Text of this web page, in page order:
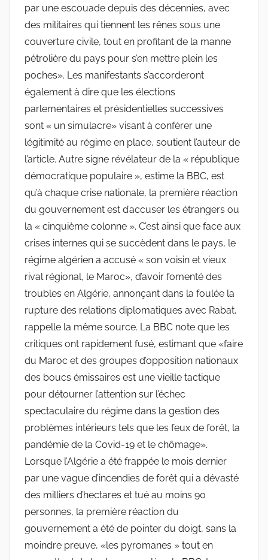
par une escouade depuis des décennies, avec
des militaires qui tiennent les rênes sous une
couverture civile, tout en profitant de la manne
pétrolière du pays pour s’en mettre plein les
poches». Les manifestants s’accorderont
également à dire que les élections
parlementaires et présidentielles successives
sont « un simulacre» visant à conférer une
légitimité au régime en place, soutient l’auteur de
l’article. Autre signe révélateur de la « république
démocratique populaire », estime la BBC, est
qu’à chaque crise nationale, la première réaction
du gouvernement est d’accuser les étrangers ou
la « cinquième colonne ». C’est ainsi que face aux
crises internes qui se succèdent dans le pays, le
régime algérien a accusé « son voisin et vieux
rival régional, le Maroc», d’avoir fomenté des
troubles en Algérie, annonçant dans la foulée la
rupture des relations diplomatiques avec Rabat,
rappelle la même source. La BBC note que les
critiques ont rapidement fusé, estimant que «faire
du Maroc et des groupes d’opposition nationaux
des boucs émissaires est une vieille tactique
pour détourner l’attention sur l’échec
spectaculaire du régime dans la gestion des
problèmes intérieurs tels que les feux de forêt, la
pandémie de la Covid-19 et le chômage».
Lorsque l’Algérie a été frappée le mois dernier
par une vague d’incendies de forêt qui a dévasté
des milliers d’hectares et tué au moins 90
personnes, la première réaction du
gouvernement a été de pointer du doigt, sans la
moindre preuve, «les pyromanes » tout en